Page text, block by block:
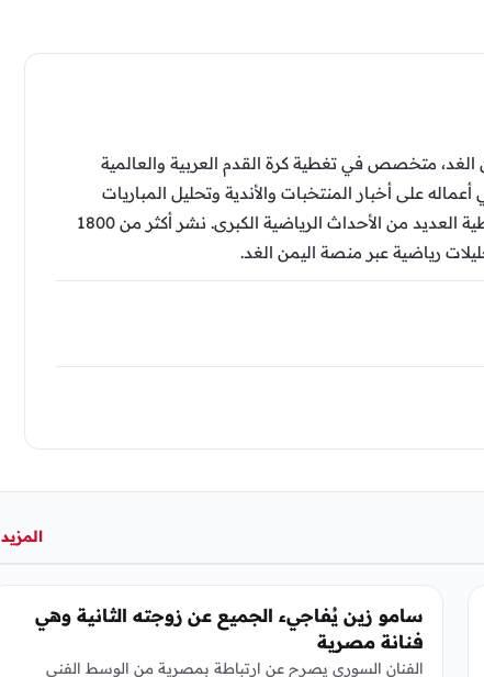
متخصص في تغطية كرة القدم العربية والعالمية
أعماله على أخبار المنتخبات والأندية وتحليل المباريات
والتقارير الرياضية، وشارك في تغطية العديد من الأحداث الرياضية الكبرى. نشر أكثر من 1800
رياضية عبر منصة اليمن الغد.
المزيد
سامو زين يُفاجيء الجميع عن زوجته الثانية وهي
فنانة مصرية
الفنان السوري يصرح عن ارتباطة بمصرية من الوسط الفني